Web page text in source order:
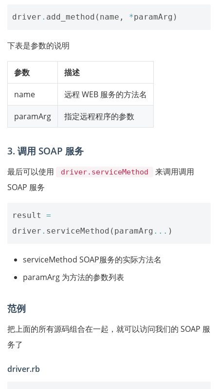
driver . add_method ( name , *paramArg )
下表是参数的说明
参数 描述
name 远程 WEB 服务的方法名
paramArg 指定远程程序的参数
3. 调用 SOAP 服务
最后可以使用 driver.serviceMethod
来调用调用
SOAP 服务
result
=
driver . serviceMethod ( paramArg ... )
serviceMethod SOAP服务的实际方法名
paramArg 为方法的参数列表
范例
把上面的所有源码组合在一起，就可以访问我们的 SOAP 服
务了
driver.rb